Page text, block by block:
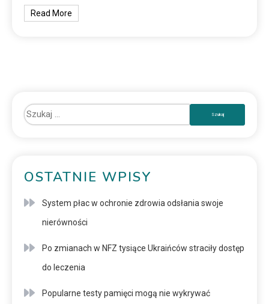
Read More
OSTATNIE WPISY
System płac w ochronie zdrowia odsłania swoje
nierówności
Po zmianach w NFZ tysiące Ukraińców straciły dostęp
do leczenia
Popularne testy pamięci mogą nie wykrywać